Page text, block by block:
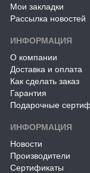
Мои закладки
Рассылка новостей
ИНФОРМАЦИЯ
О компании
Доставка и оплата
Как сделать заказ
Гарантия
Подарочные
ИНФОРМАЦИЯ
Новости
Производители
Сертификаты